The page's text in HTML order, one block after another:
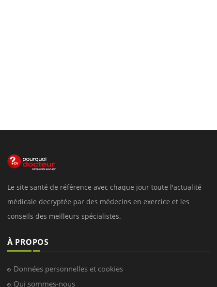
Le site santé de référence avec chaque jour toute l'actualité
médicale decryptée par des médecins en exercice et les
conseils des meilleurs spécialistes.
À PROPOS
Données personnelles et cookies
Qui sommes-nous